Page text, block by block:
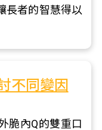
長者的智慧得以
不同變因
脆內Q的雙重口